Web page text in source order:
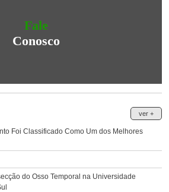
Fale
Conosco
ver +
Foi Classificado Como Um dos Melhores
do Osso Temporal na Universidade